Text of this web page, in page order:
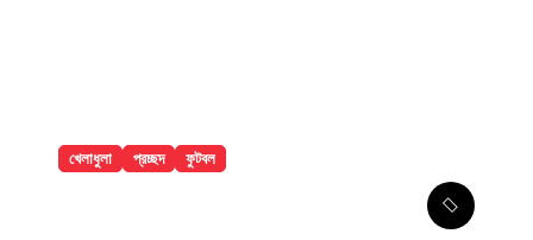
খেলাধুলা প্রচ্ছদ ফুটবল